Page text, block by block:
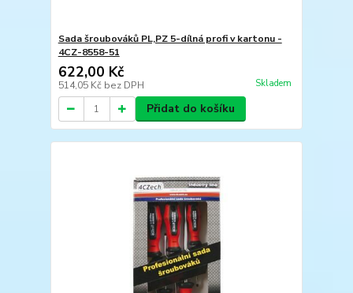
Sada šroubováků PL,PZ 5-dílná profi v kartonu -
4CZ-8558-51
622,00 Kč
514,05 Kč bez DPH Skladem
Přidat do košíku